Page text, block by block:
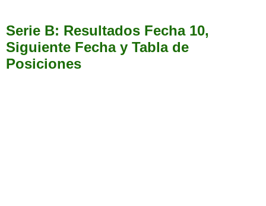
Serie B: Resultados Fecha 10,
Siguiente Fecha y Tabla de
Posiciones